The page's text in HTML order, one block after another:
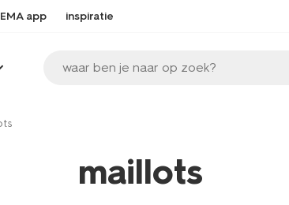
app inspiratie
waar ben je naar op zoek?
maillots